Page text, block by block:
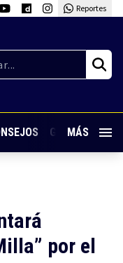
Reportes
GUARDIA
MÁS
por el